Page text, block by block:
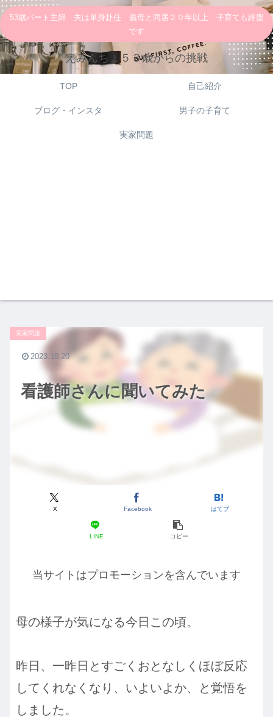
53歳パート主婦 夫は単身赴任 義母と同居２０年以上 子育ても終盤
です
えみんちょ５３歳からの挑戦
TOP 自己紹介
ブログ・インスタ 男子の子育て
実家問題
看護師さんに聞いてみた
実家問題
X Facebook はてブ
LINE コピー
2023.10.20
当サイトはプロモーションを含んでいます
母の様子が気になる今日この頃。
昨日、一昨日とすごくおとなしくほぼ反応
してくれなくなり、いよいよか、と覚悟を
しました。